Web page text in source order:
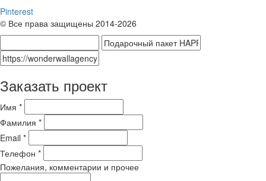
Pinterest
© Все права защищены 2014-2026
Заказать проект
Имя *
Фамилия *
Email *
Телефон *
Пожелания, комментарии и прочее